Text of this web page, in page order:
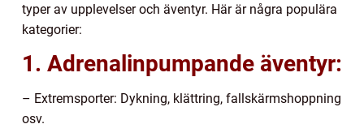
typer av upplevelser och äventyr. Här är några populära
kategorier:
1. Adrenalinpumpande äventyr:
– Extremsporter: Dykning, klättring, fallskärmshoppning
osv.